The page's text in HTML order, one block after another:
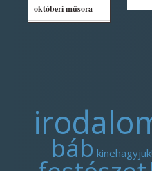
báb kinehagyjuk!